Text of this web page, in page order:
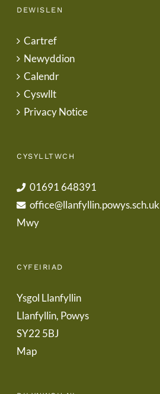
DEWISLEN
Cartref
Newyddion
Calendr
Cyswllt
Privacy Notice
CYSYLLTWCH
01691 648391
office@llanfyllin.powys.sch.uk
Mwy
CYFEIRIAD
Ysgol Llanfyllin
Llanfyllin, Powys
SY22 5BJ
Map